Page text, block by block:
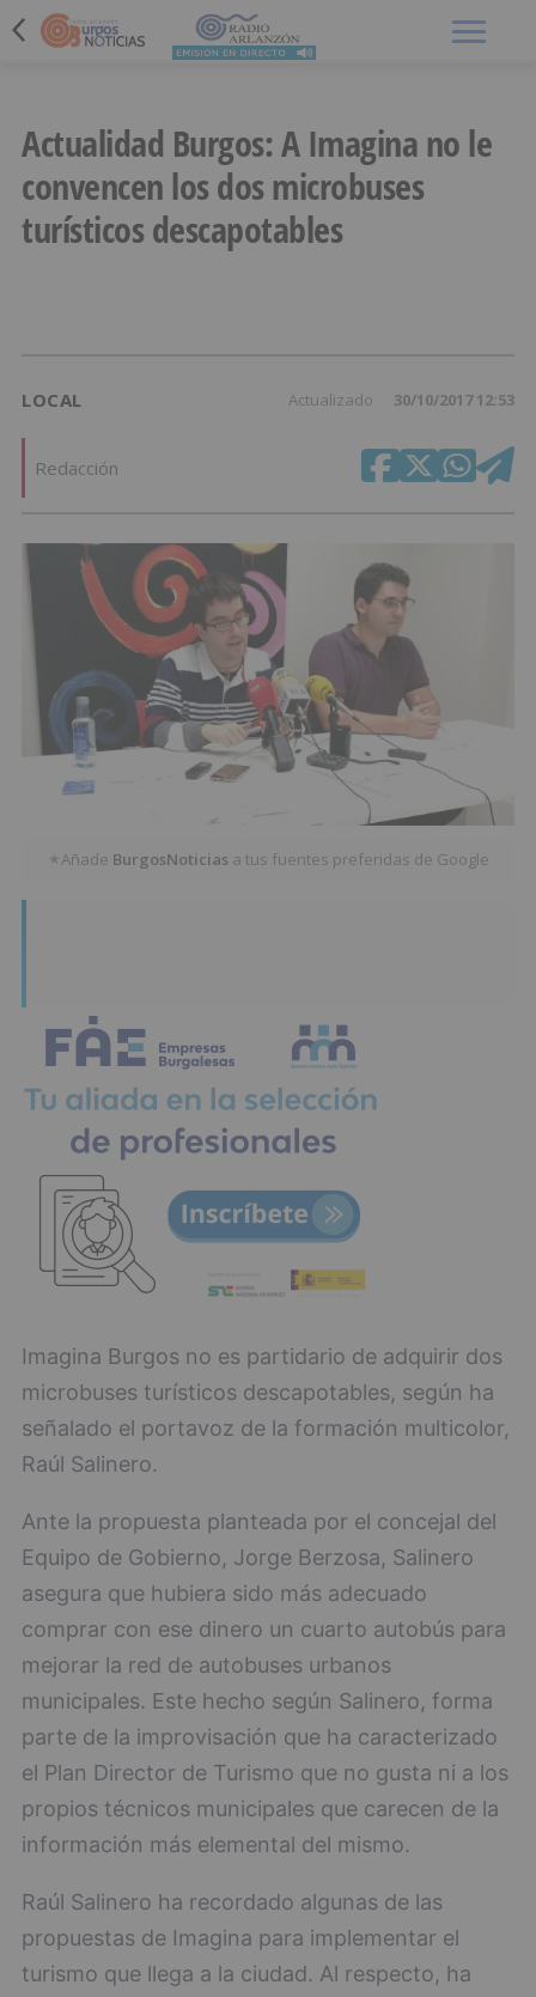
Actualidad Burgos: A Imagina no le
convencen los dos microbuses
turísticos descapotables
LOCAL Actualizado 30/10/2017 12:53
Redacción
★Añade BurgosNoticias a tus fuentes preferidas de Google
Imagina Burgos no es partidario de adquirir dos
microbuses turísticos descapotables, según ha
señalado el portavoz de la formación multicolor,
Raúl Salinero.
Ante la propuesta planteada por el concejal del
Equipo de Gobierno, Jorge Berzosa, Salinero
asegura que hubiera sido más adecuado
comprar con ese dinero un cuarto autobús para
mejorar la red de autobuses urbanos
municipales. Este hecho según Salinero, forma
parte de la improvisación que ha caracterizado
el Plan Director de Turismo que no gusta ni a los
propios técnicos municipales que carecen de la
información más elemental del mismo.
Raúl Salinero ha recordado algunas de las
propuestas de Imagina para implementar el
turismo que llega a la ciudad. Al respecto, ha